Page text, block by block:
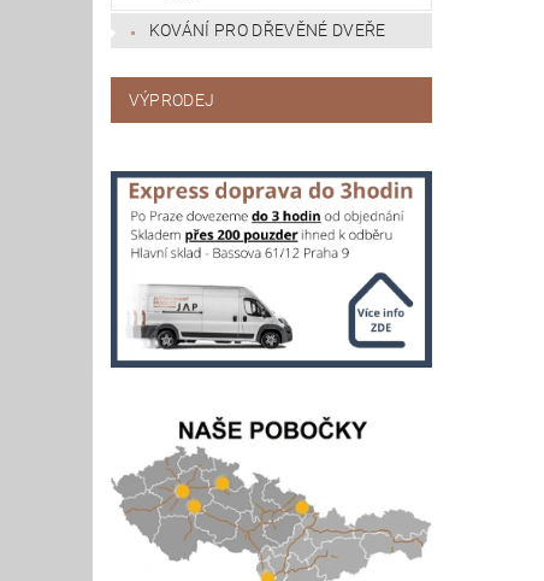
KOVÁNÍ PRO DŘEVĚNÉ DVEŘE
VÝPRODEJ